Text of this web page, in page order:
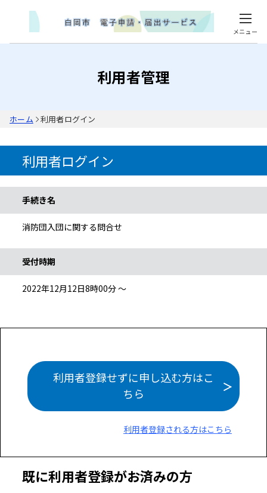
メニュー
利用者管理
ホーム 利用者ログイン
利用者ログイン
手続き名
消防団入団に関する問合せ
受付時期
2022年12月12日8時00分 ～
利用者登録せずに申し込む方はこ
ちら
利用者登録される方はこちら
既に利用者登録がお済みの方